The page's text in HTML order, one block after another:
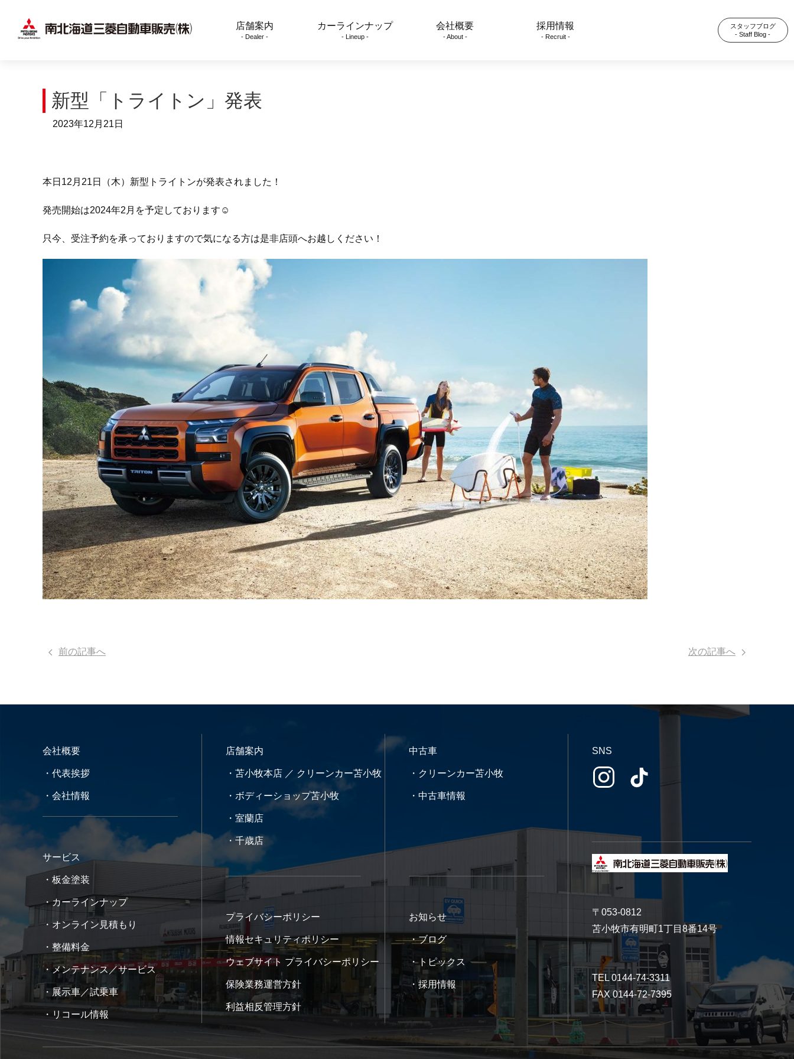
店舗案内
- Dealer -
カーラインナップ
- Lineup -
会社概要
- About -
採用情報
- Recruit -
スタッフブログ
- Staff Blog -
新型「トライトン」発表
2023年12月21日
本日12月21日（木）新型トライトンが発表されました！
発売開始は2024年2月を予定しております☺
只今、受注予約を承っておりますので気になる方は是非店頭へお越しください！
前の記事へ 次の記事へ
会社概要
・代表挨拶
・会社情報
サービス
・板金塗装
・カーラインナップ
・オンライン見積もり
・整備料金
・メンテナンス／サービス
・展示車／試乗車
・リコール情報
店舗案内
・苫小牧本店 ／ クリーンカー苫小牧
・ボディーショップ苫小牧
・室蘭店
・千歳店
プライバシーポリシー
情報セキュリティポリシー
ウェブサイト プライバシーポリシー
保険業務運営方針
利益相反管理方針
中古車
・クリーンカー苫小牧
・中古車情報
お知らせ
・ブログ
・トピックス
・採用情報
SNS
〒053-0812
苫小牧市有明町1丁目8番14号
TEL 0144-74-3311
FAX 0144-72-7395